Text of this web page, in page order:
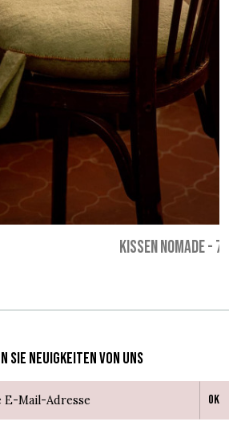
KISSEN NOMADE-
Sie Neuigkeiten von uns
Ok